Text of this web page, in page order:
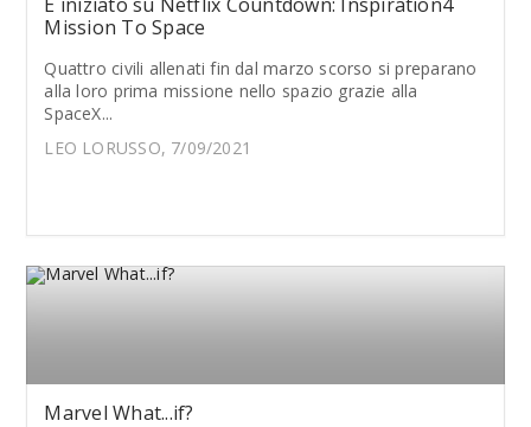
Mission To Space
Quattro civili allenati fin dal marzo scorso si preparano
alla loro prima missione nello spazio grazie alla
SpaceX...
LEO LORUSSO, 7/09/2021
Marvel What...if?